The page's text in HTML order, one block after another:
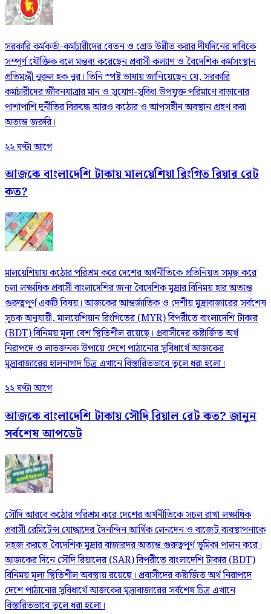
সরকারি কর্মকর্তা-কর্মচারীদের বেতন ও গ্রেড উন্নীত করার দীর্ঘদিনের দাবিকে
সম্পূর্ণ যৌক্তিক বলে মন্তব্য করেছেন প্রবাসী কল্যাণ ও বৈদেশিক কর্মসংস্থান
প্রতিমন্ত্রী নুরুল হক নুর। তিনি স্পষ্ট ভাষায় জানিয়েছেন যে, সরকারি
কর্মচারীদের জীবনযাত্রার মান ও সুযোগ-সুবিধা উপযুক্ত পরিমাণে বাড়ানোর
পাশাপাশি দুর্নীতির বিরুদ্ধে আরও কঠোর ও আপসহীন অবস্থান গ্রহণ করা
অত্যন্ত জরুরি।
২২ ঘণ্টা আগে
আজকে বাংলাদেশি টাকায় মালয়েশিয়া রিংগিত রিয়ার রেট
কত?
মালয়েশিয়ায় কঠোর পরিশ্রম করে দেশের অর্থনীতিকে প্রতিনিয়ত সমৃদ্ধ করে
চলা লক্ষাধিক প্রবাসী বাংলাদেশির জন্য বৈদেশিক মুদ্রার বিনিময় হার অত্যন্ত
গুরুত্বপূর্ণ একটি বিষয়। আজকের আন্তর্জাতিক ও দেশীয় মুদ্রাবাজারের সর্বশেষ
সূচক অনুযায়ী, মালয়েশিয়ান রিংগিতের (MYR) বিপরীতে বাংলাদেশি টাকার
(BDT) বিনিময় মূল্য বেশ স্থিতিশীল রয়েছে। প্রবাসীদের কষ্টার্জিত অর্থ
নিরাপদে ও লাভজনক উপায়ে দেশে পাঠানোর সুবিধার্থে আজকের
মুদ্রাবাজারের হালনাগাদ চিত্র এখানে বিস্তারিতভাবে তুলে ধরা হলো।
২২ ঘণ্টা আগে
আজকে বাংলাদেশি টাকায় সৌদি রিয়াল রেট কত? জানুন
সর্বশেষ আপডেট
সৌদি আরবে কঠোর পরিশ্রম করে দেশের অর্থনীতিকে সচল রাখা লক্ষাধিক
প্রবাসী রেমিটেন্স যোদ্ধাদের দৈনন্দিন আর্থিক লেনদেন ও বাজেট ব্যবস্থাপনাকে
সহজ করতে বৈদেশিক মুদ্রার বাজারদর অত্যন্ত গুরুত্বপূর্ণ ভূমিকা পালন করে।
আজকের দিনে সৌদি রিয়ালের (SAR) বিপরীতে বাংলাদেশি টাকার (BDT)
বিনিময় মূল্য স্থিতিশীল অবস্থায় রয়েছে। প্রবাসীদের কষ্টার্জিত অর্থ নিরাপদে
দেশে পাঠানোর সুবিধার্থে আজকের মুদ্রাবাজারের সর্বশেষ চিত্র এখানে
বিস্তারিতভাবে তুলে ধরা হলো।